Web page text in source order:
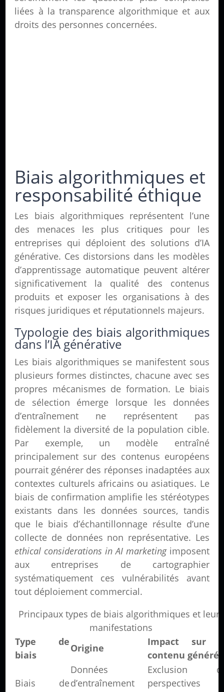
liées à la transparence algorithmique et aux
droits des personnes concernées.
Biais algorithmiques et
responsabilité éthique
Les biais algorithmiques représentent l’une
des menaces les plus critiques pour les
entreprises qui déploient des solutions d’IA
générative. Ces distorsions dans les modèles
d’apprentissage automatique peuvent altérer
significativement la qualité des contenus
produits et exposer les organisations à des
risques juridiques et réputationnels majeurs.
Typologie des biais algorithmiques
dans l’IA générative
Les biais algorithmiques se manifestent sous
plusieurs formes distinctes, chacune avec ses
propres mécanismes de formation. Le biais
de sélection émerge lorsque les données
d’entraînement ne représentent pas
fidèlement la diversité de la population cible.
Par exemple, un modèle entraîné
principalement sur des contenus européens
pourrait générer des réponses inadaptées aux
contextes culturels africains ou asiatiques. Le
biais de confirmation amplifie les stéréotypes
existants dans les données sources, tandis
que le biais d’échantillonnage résulte d’une
collecte de données non représentative. Les
ethical considerations in AI marketingimposent
aux entreprises de cartographier
systématiquement ces vulnérabilités avant
tout déploiement commercial.
Principaux types de biais algorithmiques et leurs
manifestations
Type de
biais
Origine
Impact sur
contenu généré
Biais de
Données
d’entraînement
Exclusion
perspectives